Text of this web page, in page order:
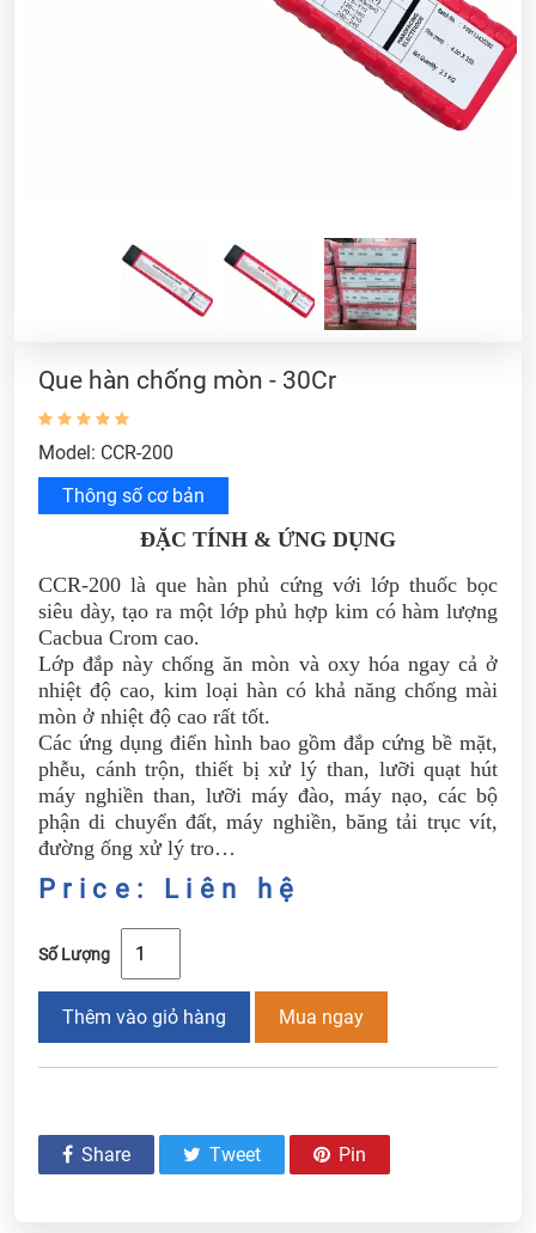
Que hàn chống mòn - 30Cr
Model: CCR-200
Thông số cơ bản
ĐẶC TÍNH & ỨNG DỤNG
CCR-200 là que hàn phủ cứng với lớp thuốc bọc
siêu dày, tạo ra một lớp phủ hợp kim có hàm lượng
Cacbua Crom cao.
Lớp đắp này chống ăn mòn và oxy hóa ngay cả ở
nhiệt độ cao, kim loại hàn có khả năng chống mài
mòn ở nhiệt độ cao rất tốt.
Các ứng dụng điển hình bao gồm đắp cứng bề mặt,
phễu, cánh trộn, thiết bị xử lý than, lưỡi quạt hút
máy nghiền than, lưỡi máy đào, máy nạo, các bộ
phận di chuyển đất, máy nghiền, băng tải trục vít,
đường ống xử lý tro…
Price: Liên hệ
Số Lượng
Thêm vào giỏ hàng Mua ngay
Share Tweet Pin